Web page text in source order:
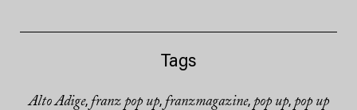
Tags
Alto Adige, franz pop up, franzmagazine, pop up, pop up